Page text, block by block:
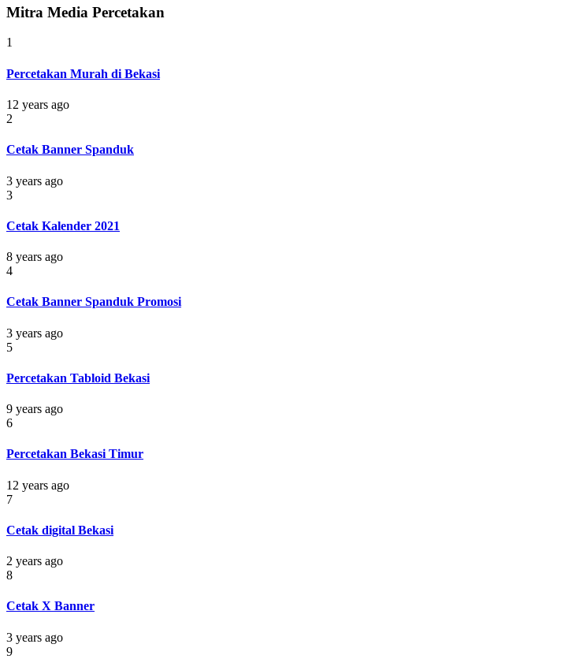
Mitra Media Percetakan
1
Percetakan Murah di Bekasi
12 years ago
2
Cetak Banner Spanduk
3 years ago
3
Cetak Kalender 2021
8 years ago
4
Cetak Banner Spanduk Promosi
3 years ago
5
Percetakan Tabloid Bekasi
9 years ago
6
Percetakan Bekasi Timur
12 years ago
7
Cetak digital Bekasi
2 years ago
8
Cetak X Banner
3 years ago
9